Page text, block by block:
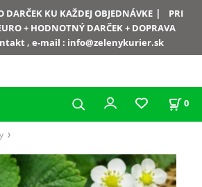
DARČEK KU KAŽDEJ OBJEDNÁVKE|
PRI
+ HODNOTNÝ DARČEK + DOPRAVA
, e-mail : info@zelenykurier.sk
0